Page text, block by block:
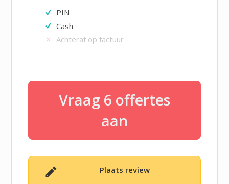
PIN
Cash
Achteraf op factuur
Vraag 6 offertes
aan
Plaats review